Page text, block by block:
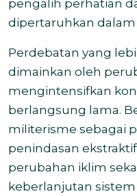
pengalih perhatian
dipertaruhkan
Perdebatan yang
dimainkan oleh
mengintensifkan
berlangsung lama.
militerisme sebagai
penindasan
perubahan iklim
keberlanjutan